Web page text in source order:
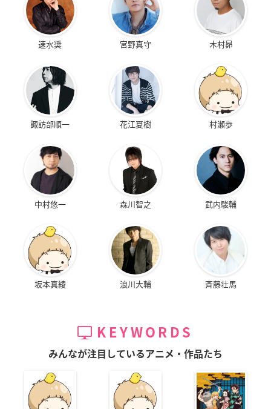
速水奨 宮野真守 木村昴
諏訪部順一 花江夏樹 村瀬歩
中村悠一 森川智之 武内駿輔
坂本真綾 浪川大輔 斉藤壮馬
KEYWORDS
みんなが注目しているアニメ・作品たち